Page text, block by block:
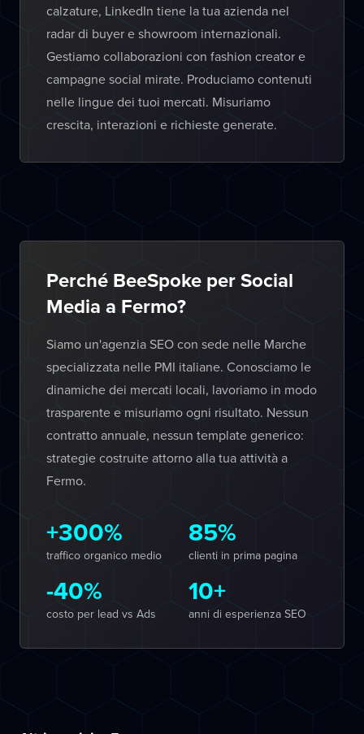
calzature, LinkedIn tiene la tua azienda nel
radar di buyer e showroom internazionali.
Gestiamo collaborazioni con fashion creator e
campagne social mirate. Produciamo contenuti
nelle lingue dei tuoi mercati. Misuriamo
crescita, interazioni e richieste generate.
Perché BeeSpoke per Social
Media a Fermo?
Siamo un'agenzia SEO con sede nelle Marche
specializzata nelle PMI italiane. Conosciamo le
dinamiche dei mercati locali, lavoriamo in modo
trasparente e misuriamo ogni risultato. Nessun
contratto annuale, nessun template generico:
strategie costruite attorno alla tua attività a
Fermo.
+300%
traffico organico medio
85%
clienti in prima pagina
-40%
costo per lead vs Ads
10+
anni di esperienza SEO